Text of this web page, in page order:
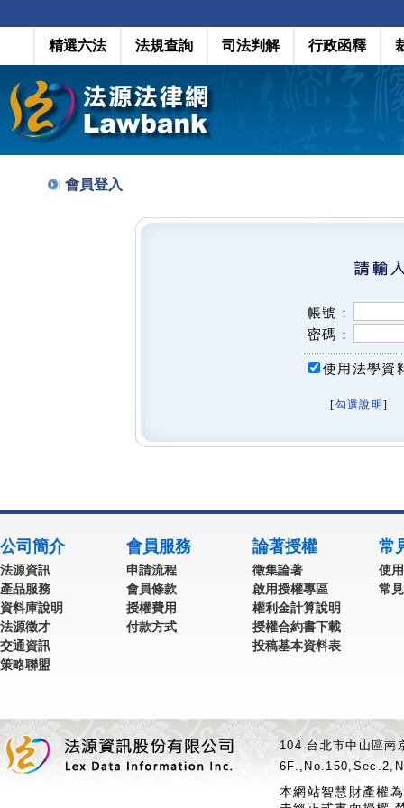
精選六法 法規查詢 司法判解 行政函釋
會員登入
帳號：
密碼：
使用法學資
[勾選說明 ]
公司簡介
法源資訊
產品服務
資料庫說明
法源徵才
交通資訊
策略聯盟
會員服務
申請流程
會員條款
授權費用
付款方式
論著授權
徵集論著
啟用授權專區
權利金計算說明
授權合約書下載
投稿基本資料表
常
使
常
104 台北市中山區
本網站智慧財產權